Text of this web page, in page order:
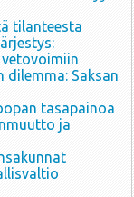
tilanteesta
dilemma: Saksan
tasapainoa
ja